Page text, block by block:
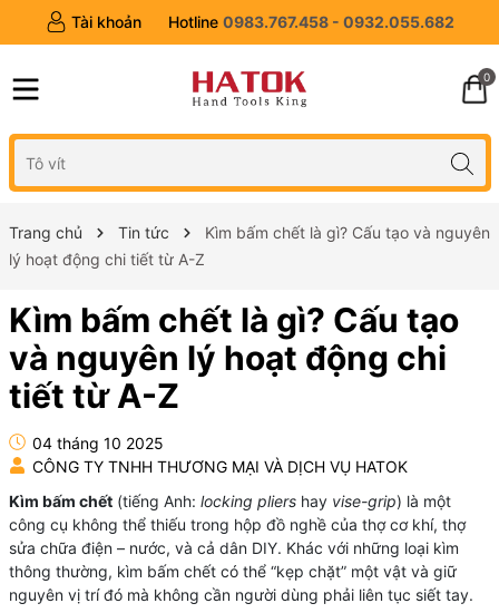
Tài khoản Hotline 0983.767.458 - 0932.055.682
0
Trang chủ Tin tức
Kìm bấm chết là gì? Cấu tạo và nguyên
lý hoạt động chi tiết từ A-Z
Kìm bấm chết là gì? Cấu tạo
và nguyên lý hoạt động chi
tiết từ A-Z
04 tháng 10 2025
CÔNG TY TNHH THƯƠNG MẠI VÀ DỊCH VỤ HATOK
Kìm bấm chết(tiếng Anh: locking pliershay vise-grip) là một
công cụ không thể thiếu trong hộp đồ nghề của thợ cơ khí, thợ
sửa chữa điện – nước, và cả dân DIY. Khác với những loại kìm
thông thường, kìm bấm chết có thể “kẹp chặt” một vật và giữ
nguyên vị trí đó mà không cần người dùng phải liên tục siết tay.